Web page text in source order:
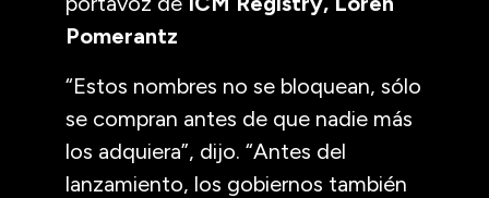
Pomerantz
“Estos nombres no se bloquean, sólo
se compran antes de que nadie más
los adquiera”, dijo. “Antes del
lanzamiento, los gobiernos también